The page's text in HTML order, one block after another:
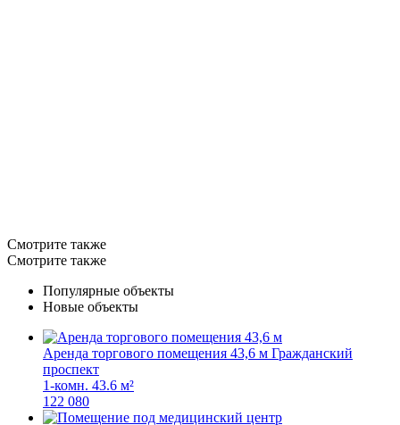
Смотрите также
Смотрите также
Популярные объекты
Новые объекты
Аренда торгового помещения 43,6 м Гражданский
проспект
1-комн. 43.6 м²
122 080